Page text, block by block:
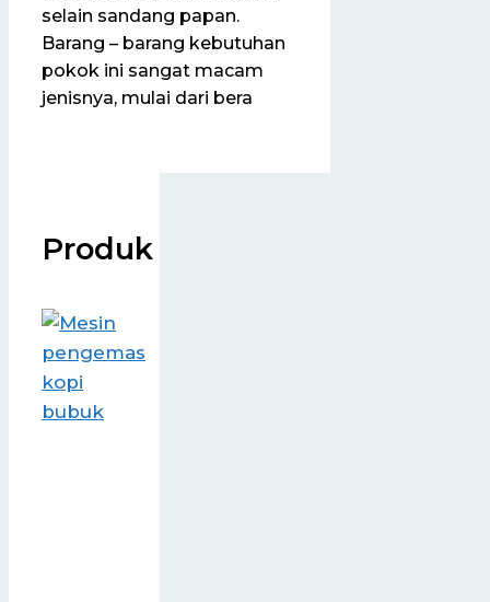
selain sandang papan.
Barang – barang kebutuhan
pokok ini sangat macam
jenisnya, mulai dari bera
Produk